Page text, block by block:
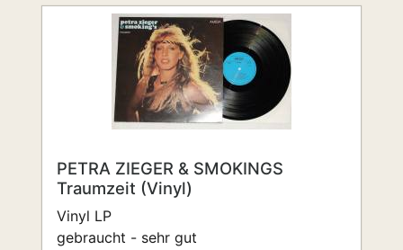
PETRA ZIEGER & SMOKINGS
Traumzeit (Vinyl)
Vinyl LP
gebraucht - sehr gut